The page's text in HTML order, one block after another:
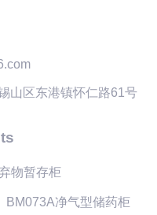
山区东港镇怀仁路61号
物暂存柜
BM073A净气型储药柜